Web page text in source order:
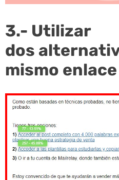
3.- Utilizar
dos
mismo enlace